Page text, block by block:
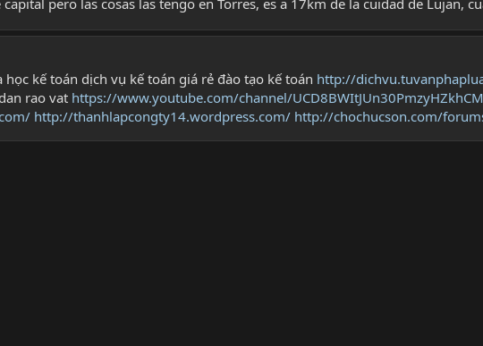
pero las cosas las tengo en Torres, es a 17km de la cuidad de Lujan,
học kế toán dịch vụ kế toán giá rẻ đào tạo kế toán http://
rao vat https://www.youtube.com/channel/
http://thanhlapcongty14.wordpress.com/ http://chochucson.com/